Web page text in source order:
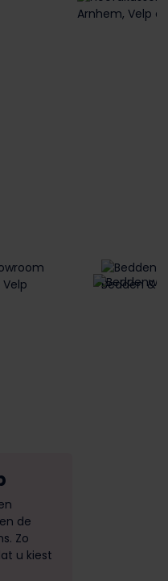
de
Zo
u kiest